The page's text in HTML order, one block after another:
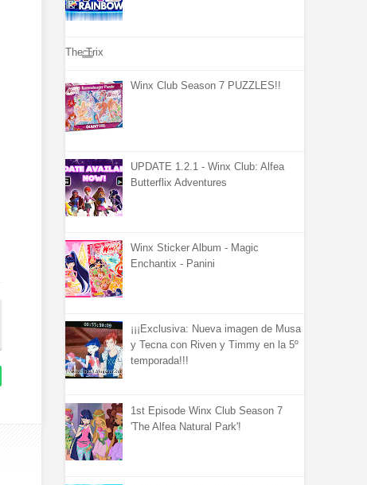
The Trix
Winx Club Season 7 PUZZLES!!
UPDATE 1.2.1 - Winx Club: Alfea
Butterflix Adventures
Winx Sticker Album - Magic
Enchantix - Panini
¡¡¡Exclusiva: Nueva imagen de Musa
y Tecna con Riven y Timmy en la 5º
temporada!!!
1st Episode Winx Club Season 7
'The Alfea Natural Park'!